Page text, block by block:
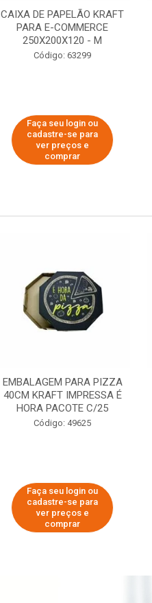
CAIXA DE PAPELÃO KRAFT
PARA E-COMMERCE
250X200X120 - M
Código: 63299
Faça seu login ou
cadastre-se para
ver preços e
comprar
EMBALAGEM PARA PIZZA
40CM KRAFT IMPRESSA É
HORA PACOTE C/25
Código: 49625
Faça seu login ou
cadastre-se para
ver preços e
comprar